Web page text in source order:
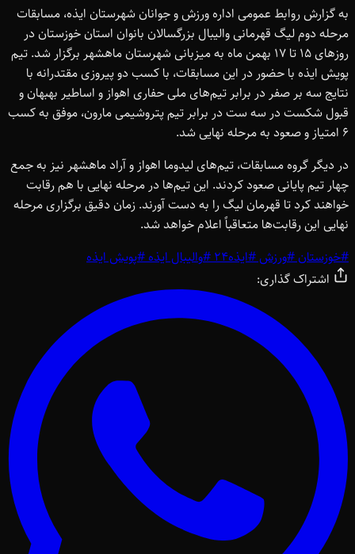
به گزارش روابط عمومی اداره ورزش و جوانان شهرستان ایذه، مسابقات
مرحله دوم لیگ قهرمانی والیبال بزرگسالان بانوان استان خوزستان در
روزهای 15 تا 17 بهمن ماه به میزبانی شهرستان ماهشهر برگزار شد. تیم
پویش ایذه با حضور در این مسابقات، با کسب دو پیروزی مقتدرانه با
نتایج سه بر صفر در برابر تیم‌های ملی حفاری اهواز و اساطیر بهبهان و
قبول شکست در سه ست در برابر تیم پتروشیمی مارون، موفق به کسب
6 امتیاز و صعود به مرحله نهایی شد.
در دیگر گروه مسابقات، تیم‌های لیدوما اهواز و آراد ماهشهر نیز به جمع
چهار تیم پایانی صعود کردند. این تیم‌ها در مرحله نهایی با هم رقابت
خواهند کرد تا قهرمان لیگ را به دست آورند. زمان دقیق برگزاری مرحله
نهایی این رقابت‌ها متعاقباً اعلام خواهد شد.
#خوزستان#ورزش#ایذه24 #والیبال ایذه#پویش ایذه
اشتراک گذاری: